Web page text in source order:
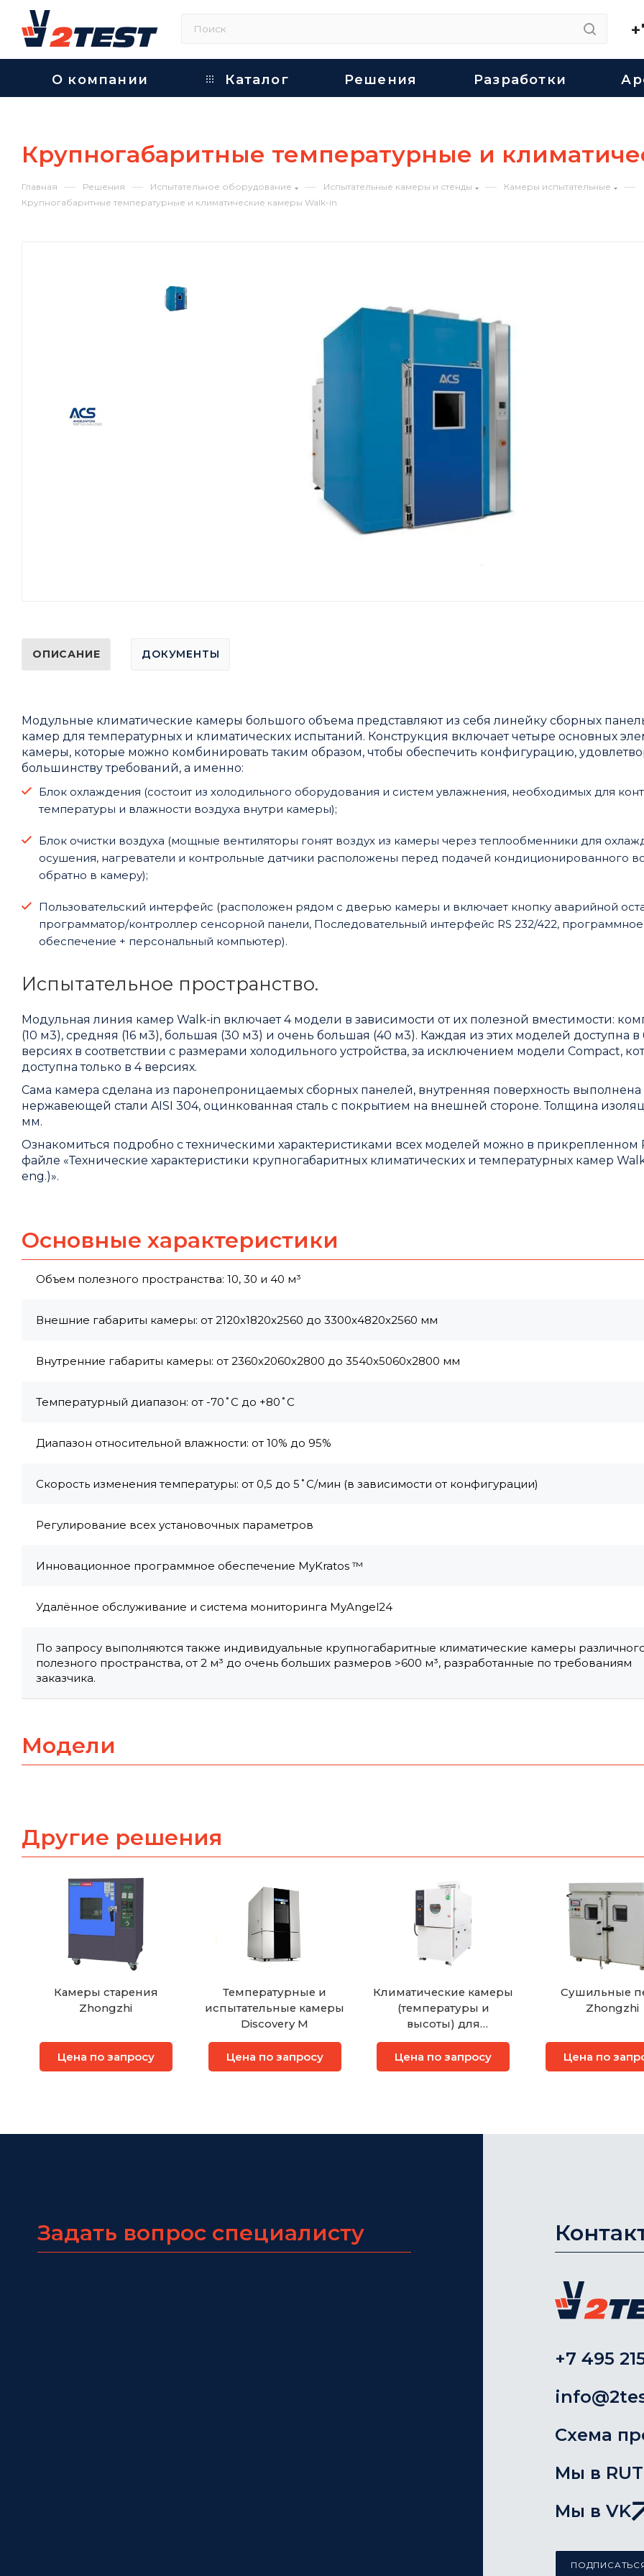
О компании Каталог Решения Разработки
Крупногабаритные температурные и
Главная — Решения — Испытательное оборудование — Испытательные камеры и стенды — Камеры испытательные —
Крупногабаритные температурные и климатические камеры Walk-in
ОПИСАНИЕ ДОКУМЕНТЫ
Модульные климатические камеры большого объема представляют из себя линейку сборных
камер для температурных и климатических испытаний. Конструкция включает четыре основных
камеры, которые можно комбинировать таким образом, чтобы обеспечить конфигурацию,
большинству требований, а именно:
Блок охлаждения (состоит из холодильного оборудования и систем увлажнения, необходимых для
температуры и влажности воздуха внутри камеры);
Блок очистки воздуха (мощные вентиляторы гонят воздух из камеры через теплообменники для
осушения, нагреватели и контрольные датчики расположены перед подачей кондиционированного
обратно в камеру);
Пользовательский интерфейс (расположен рядом с дверью камеры и включает кнопку аварийной
программатор/контроллер сенсорной панели, Последовательный интерфейс RS 232/422, программное
обеспечение + персональный компьютер).
Испытательное пространство.
Модульная линия камер Walk-in включает 4 модели в зависимости от их полезной вместимости:
(10 м3), средняя (16 м3), большая (30 м3) и очень большая (40 м3). Каждая из этих моделей доступна в
версиях в соответствии с размерами холодильного устройства, за исключением модели Compact,
доступна только в 4 версиях.
Сама камера сделана из паронепроницаемых сборных панелей, внутренняя поверхность выполнена
нержавеющей стали AISI 304, оцинкованная сталь с покрытием на внешней стороне. Толщина
мм.
Ознакомиться подробно с техническими характеристиками всех моделей можно в прикрепленном
файле «Технические характеристики крупногабаритных климатических и температурных камер
eng.)».
Основные характеристики
Объем полезного пространства: 10, 30 и 40 м³
Внешние габариты камеры: от 2120x1820x2560 до 3300x4820x2560 мм
Внутренние габариты камеры: от 2360x2060x2800 до 3540x5060x2800 мм
Температурный диапазон: от -70˚С до +80˚С
Диапазон относительной влажности: от 10% до 95%
Скорость изменения температуры: от 0,5 до 5˚С/мин (в зависимости от конфигурации)
Регулирование всех установочных параметров
Инновационное программное обеспечение MyKratos ™
Удалённое обслуживание и система мониторинга MyAngel24
По запросу выполняются также индивидуальные крупногабаритные климатические камеры
полезного пространства, от 2 м³ до очень больших размеров >600 м³, разработанные по требованиям
заказчика.
Модели
Другие решения
Камеры старения
Zhongzhi
Цена по запросу
Температурные и
испытательные камеры
Discovery M
Цена по запросу
Климатические камеры
(температуры и
высоты) для
испытаний
аккумуляторов
Sanwood
Цена по запросу
Сушильные
Zhongzhi
Цена по
Задать вопрос специалисту
+7 495
Схема
Мы в
Мы в VK